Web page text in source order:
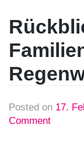
Posted on 17.
Comment